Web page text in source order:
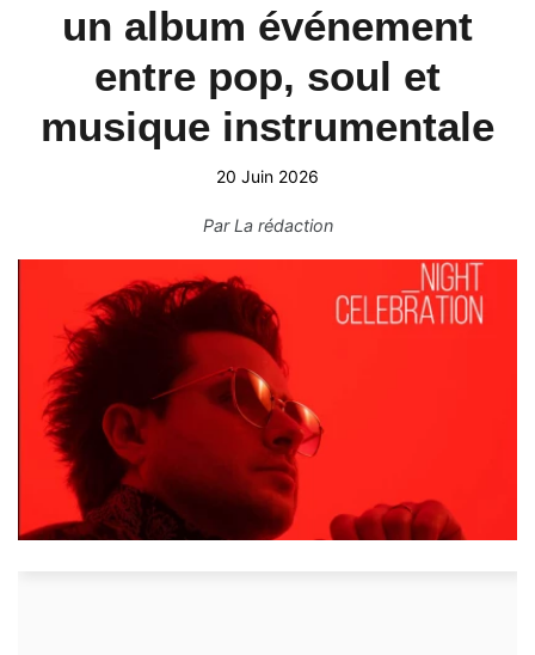
un album événement
entre pop, soul et
musique instrumentale
20 Juin 2026
ParLa rédaction